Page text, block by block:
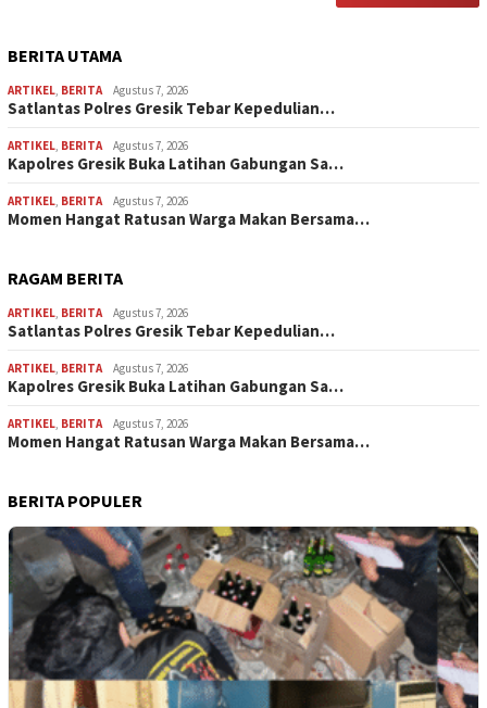
BERITA UTAMA
ARTIKEL, BERITA Agustus 7, 2026
Satlantas Polres Gresik Tebar Kepedulian…
ARTIKEL, BERITA Agustus 7, 2026
Kapolres Gresik Buka Latihan Gabungan Sa…
ARTIKEL, BERITA Agustus 7, 2026
Momen Hangat Ratusan Warga Makan Bersama…
RAGAM BERITA
ARTIKEL, BERITA Agustus 7, 2026
Satlantas Polres Gresik Tebar Kepedulian…
ARTIKEL, BERITA Agustus 7, 2026
Kapolres Gresik Buka Latihan Gabungan Sa…
ARTIKEL, BERITA Agustus 7, 2026
Momen Hangat Ratusan Warga Makan Bersama…
BERITA POPULER